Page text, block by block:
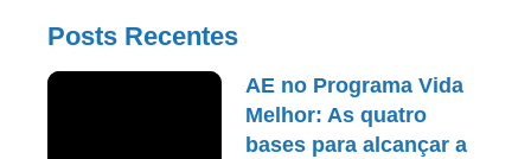
Posts Recentes
AE no Programa Vida
Melhor: As quatro
bases para alcançar a